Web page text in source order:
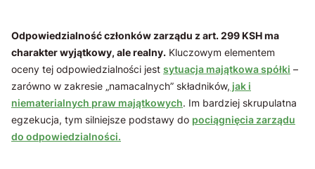
Odpowiedzialność członków zarządu z art. 299 KSH ma
charakter wyjątkowy, ale realny. Kluczowym elementem
oceny tej odpowiedzialności jest sytuacja majątkowa spółki –
zarówno w zakresie „namacalnych” składników, jak i
niematerialnych praw majątkowych. Im bardziej skrupulatna
egzekucja, tym silniejsze podstawy do pociągnięcia zarządu
do odpowiedzialności.